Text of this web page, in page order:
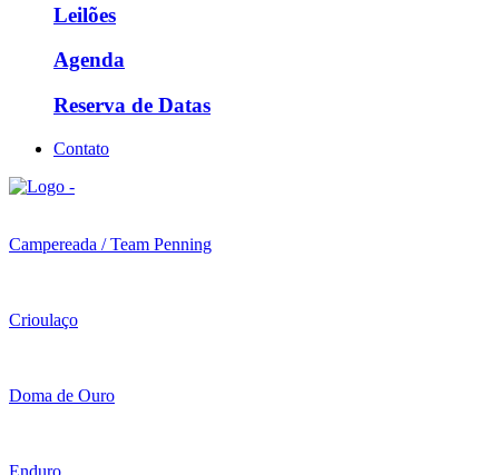
Leilões
Agenda
Reserva de Datas
Contato
Campereada / Team Penning
Crioulaço
Doma de Ouro
Enduro